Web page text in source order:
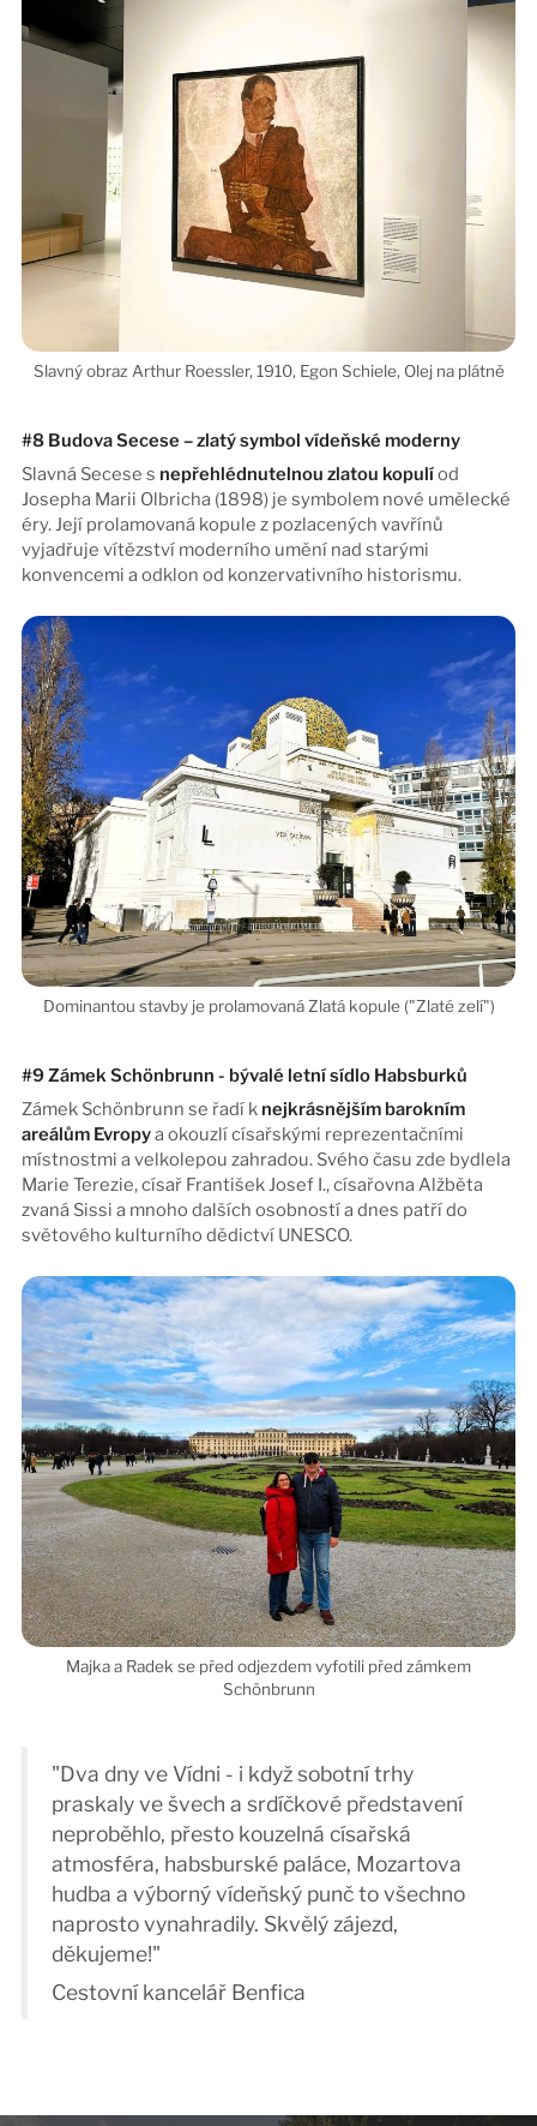
#8 Budova Secese – zlatý symbol vídeňské moderny
Slavná Secese s nepřehlédnutelnou zlatou kopulíod
Josepha Marii Olbricha (1898) je symbolem nové umělecké
éry. Její prolamovaná kopule z pozlacených vavřínů
vyjadřuje vítězství moderního umění nad starými
konvencemi a odklon od konzervativního historismu.
#9 Zámek Schönbrunn - bývalé letní sídlo Habsburků
Zámek Schönbrunn se řadí k nejkrásnějším barokním
areálům Evropya okouzlí císařskými reprezentačními
místnostmi a velkolepou zahradou. Svého času zde bydlela
Marie Terezie, císař František Josef I., císařovna Alžběta
zvaná Sissi a mnoho dalších osobností a dnes patří do
světového kulturního dědictví UNESCO.
"Dva dny ve Vídni - i když sobotní trhy
praskaly ve švech a srdíčkové představení
neproběhlo, přesto kouzelná císařská
atmosféra, habsburské paláce, Mozartova
hudba a výborný vídeňský punč to všechno
naprosto vynahradily. Skvělý zájezd,
děkujeme!"
Cestovní kancelář Benfica